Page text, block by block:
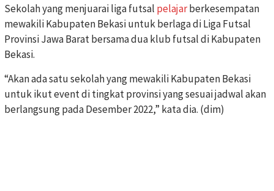
Sekolah yang menjuarai liga futsal pelajarberkesempatan
mewakili Kabupaten Bekasi untuk berlaga di Liga Futsal
Provinsi Jawa Barat bersama dua klub futsal di Kabupaten
Bekasi.
“Akan ada satu sekolah yang mewakili Kabupaten Bekasi
untuk ikut event di tingkat provinsi yang sesuai jadwal akan
berlangsung pada Desember 2022,” kata dia. (dim)